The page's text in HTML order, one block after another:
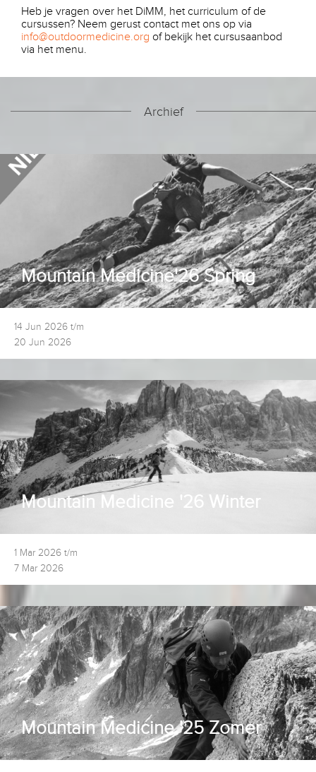
Heb je vragen over het DiMM, het curriculum of de
cursussen? Neem gerust contact met ons op via
info@outdoormedicine.org of bekijk het cursusaanbod
via het menu.
Archief
Mountain Medicine'26 Spring
14 Jun 2026 t/m
20 Jun 2026
Mountain Medicine '26 Winter
1 Mar 2026 t/m
7 Mar 2026
Mountain Medicine '25 Zomer